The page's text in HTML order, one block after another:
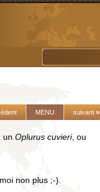
suivant »
MENU
un Oplurus cuvieri, ou
non plus ;-).